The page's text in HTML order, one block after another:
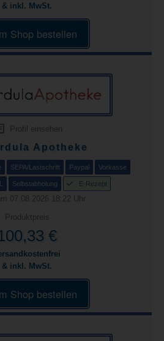
& inkl. MwSt.
Shop bestellen
Profil einsehen
Apotheke
SEPA/Lastschrift Paypal Vorkasse
Selbstabholung E-Rezept
07.08.2026 18:22 Uhr
Produktpreis
€
& inkl. MwSt.
Shop bestellen